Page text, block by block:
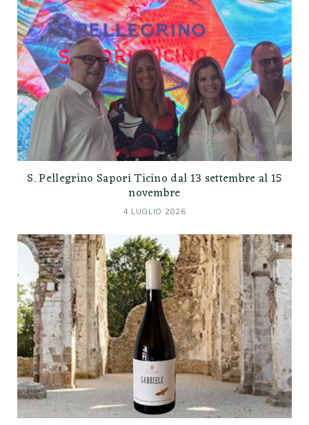
S. Pellegrino Sapori Ticino dal 13 settembre al 15
novembre
4 LUGLIO 2026